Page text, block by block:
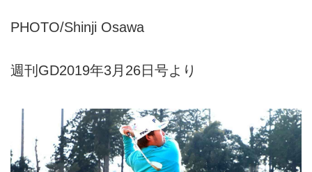
PHOTO/Shinji Osawa
週刊GD2019年3月26日号より